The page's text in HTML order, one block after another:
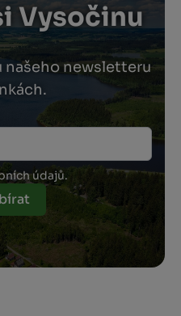
Vysočinu
našeho newsletteru
údajů.